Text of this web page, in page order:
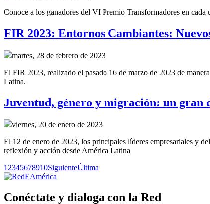
Conoce a los ganadores del VI Premio Transformadores en
FIR 2023: Entornos Cambiantes:
martes, 28 de febrero de 2023
El FIR 2023, realizado el pasado 16 de marzo de 2023 de
Latina.
Juventud, género y migración: un gran
viernes, 20 de enero de 2023
El 12 de enero de 2023, los principales líderes empresariales y
reflexión y acción desde América Latina
1 2345678910SiguienteÚltima
Conéctate y dialoga con la Red